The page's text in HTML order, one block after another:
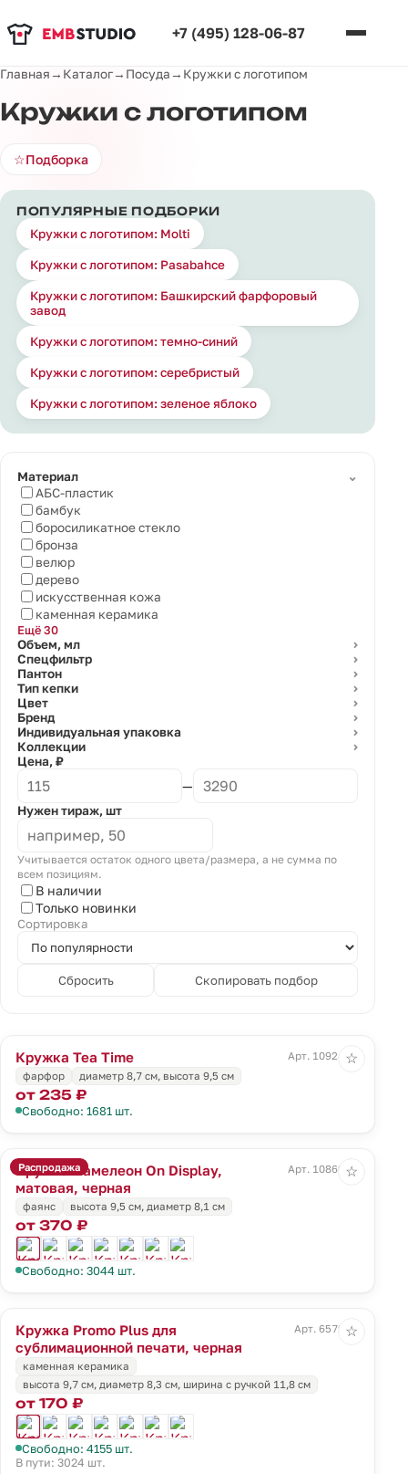
+7 (495) 128-06-87
Главная→ Каталог→ Посуда→ Кружки с логотипом
Кружки с логотипом
☆Подборка
ПОПУЛЯРНЫЕ ПОДБОРКИ
Кружки с логотипом: Molti
Кружки с логотипом: Pasabahce
Кружки с логотипом: Башкирский фарфоровый
завод
Кружки с логотипом: темно-синий
Кружки с логотипом: серебристый
Кружки с логотипом: зеленое яблоко
Материал
⌄
АБС-пластик
бамбук
боросиликатное стекло
бронза
велюр
дерево
искусственная кожа
каменная керамика
Ещё 30
Объем, мл
⌄
Спецфильтр ⌄
Пантон ⌄
Тип кепки ⌄
Цвет ⌄
Бренд ⌄
Индивидуальная упаковка ⌄
Коллекции ⌄
Цена, ₽
—
Нужен тираж, шт
Учитывается остаток одного цвета/размера, а не сумма по
всем позициям.
В наличии
Только новинки
Сортировка
Сбросить Скопировать подбор
Кружка Tea Time
Арт. 10924.60
фарфор
диаметр 8,7 см, высота 9,5 см
от 235 ₽
Свободно: 1681 шт.
☆
Распродажа
Кружка-хамелеон On Display,
матовая, черная
Арт. 10869.30
фаянс высота 9,5 см, диаметр 8,1 см
от 370 ₽
Свободно: 3044 шт.
☆
Кружка Promo Plus для
сублимационной печати, черная
Арт. 6579.30
каменная керамика
высота 9,7 см, диаметр 8,3 см, ширина с ручкой 11,8 см
от 170 ₽
Свободно: 4155 шт.
В пути: 3024 шт.
☆